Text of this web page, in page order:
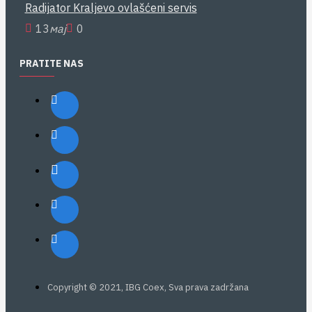
Radijator Kraljevo ovlašćeni servis
13мај 0
PRATITE NAS
Copyright © 2021, IBG Coex, Sva prava zadržana